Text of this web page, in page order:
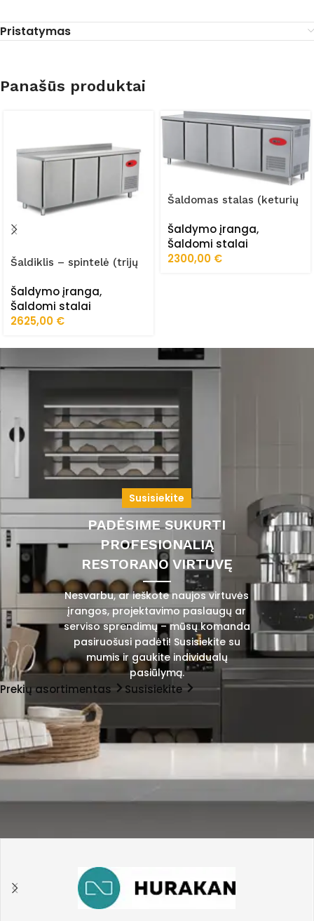
Pristatymas
Panašūs produktai
Šaldiklis – spintelė (trijų
200/70/02/STA
Šaldymo įranga,
Šaldomi stalai
2625,00 €
Šaldomas stalas (keturių
Šaldymo įranga,
Šaldomi stalai
2300,00 €
Susisiekite
PADĖSIME SUKURTI
PROFESIONALIĄ
RESTORANO VIRTUVĘ
Nesvarbu, ar ieškote naujos virtuvės
įrangos, projektavimo paslaugų ar
serviso sprendimų – mūsų komanda
pasiruošusi padėti! Susisiekite su
mumis ir gaukite individualų
pasiūlymą.
Prekių asortimentas Susisiekite